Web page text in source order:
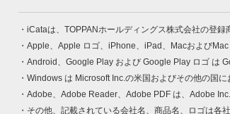
iCataは、TOPPANホールディングス株式会社の登録
Apple、Apple ロゴ、iPhone、iPad、Macおよび
Android、Google Play および Google Play ロゴ は
Windows は Microsoft Inc.の米国およびその他の国に
Adobe、Adobe Reader、Adobe PDF は、Adobe
その他、記載されている会社名、商品名、ロゴは各